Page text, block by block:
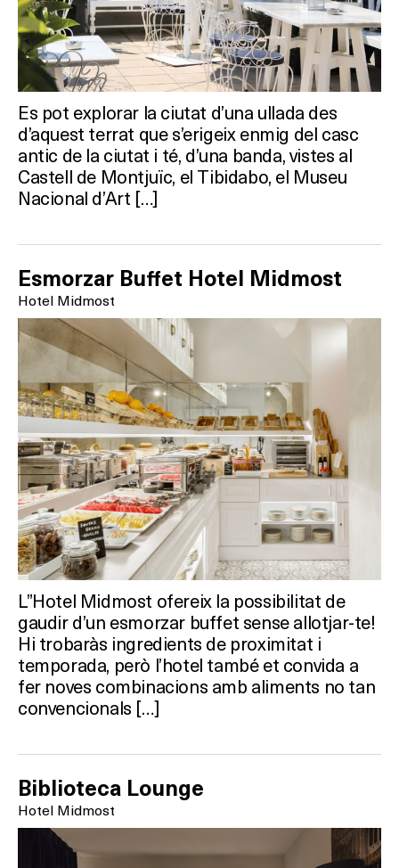
Què vols fer?
HOTELS
TERRASSES
BARS
SPAS
RESTAURANTS
SALES
Activitats
On?
Es pot explorar la ciutat d’una ullada des
d’aquest terrat que s’erigeix enmig del casc
antic de la ciutat i té, d’una banda, vistes al
Castell de Montjuïc, el Tibidabo, el Museu
Nacional d’Art […]
Esmorzar Buffet Hotel Midmost
Hotel Midmost
L”Hotel Midmost ofereix la possibilitat de
gaudir d’un esmorzar buffet sense allotjar-te!
Hi trobaràs ingredients de proximitat i
temporada, però l’hotel també et convida a
fer noves combinacions amb aliments no tan
convencionals […]
Biblioteca Lounge
Hotel Midmost